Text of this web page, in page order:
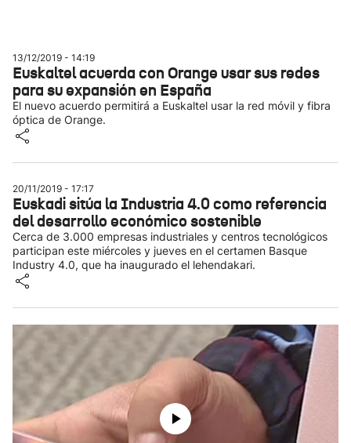
13/12/2019 - 14:19
Euskaltel acuerda con Orange usar sus redes
para su expansión en España
El nuevo acuerdo permitirá a Euskaltel usar la red móvil y fibra
óptica de Orange.
20/11/2019 - 17:17
Euskadi sitúa la Industria 4.0 como referencia
del desarrollo económico sostenible
Cerca de 3.000 empresas industriales y centros tecnológicos
participan este miércoles y jueves en el certamen Basque
Industry 4.0, que ha inaugurado el lehendakari.